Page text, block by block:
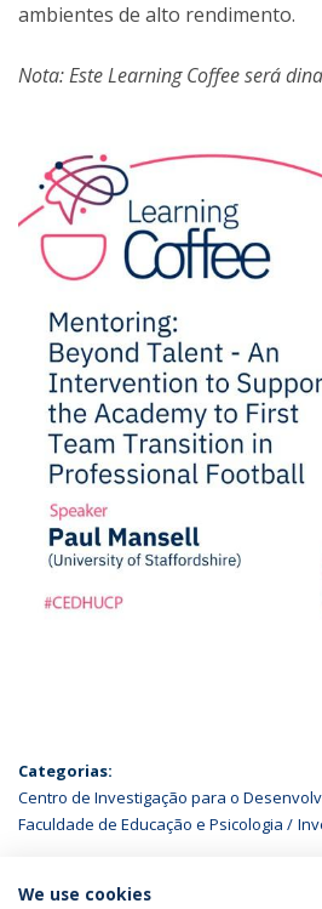
ambientes de alto rendimento.
Nota: Este Learning Coffee será
Categorias:
Centro de Investigação para o
Faculdade de Educação e Psicologia
ÚLTIMAS NOTÍCIAS
We use cookies